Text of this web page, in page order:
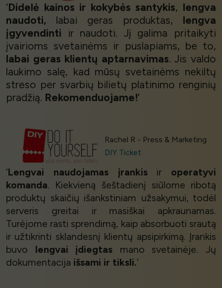
‘Didelė kainos ir kokybės santykis, lengva
naudoti, labai geras produktas, lengva
įgyvendinti ir naudoti. Jį galima pritaikyti
įvairioms svetainėms ir puslapiams, be to,
labai geras klientų aptarnavimas. Jis valdo
laukimo salę, kad mūsų svetainėms nekiltų
streso per svarbių bilietų platinimo renginių
pradžią. Rekomenduojame!’
Rachel R - Press & Marketing
DIY Ticket
‘Lengvai naudojamas įrankisir operatyvi
komanda. Kiekvieną šeštadienį siūlome ribotą
produktų skaičių išankstiniam užsakymui, todėl
serveris greitai ir masiškai apkraunamas.
Turėjome rasti sprendimą, kaip absorbuoti srautą
ir užtikrinti sklandesnį klientų apsipirkimą. Įrankis
buvo lengvai įdiegtas mano svetainėje. Jų
dokumentacija išsami ir tiksli.’